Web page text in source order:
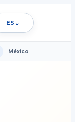
ES ⌄
México